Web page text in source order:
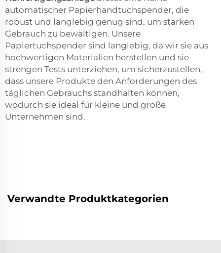
automatischer Papierhandtuchspender, die
robust und langlebig genug sind, um starken
Gebrauch zu bewältigen. Unsere
Papiertuchspender sind langlebig, da wir sie aus
hochwertigen Materialien herstellen und sie
strengen Tests unterziehen, um sicherzustellen,
dass unsere Produkte den Anforderungen des
täglichen Gebrauchs standhalten können,
wodurch sie ideal für kleine und große
Unternehmen sind.
Verwandte Produktkategorien